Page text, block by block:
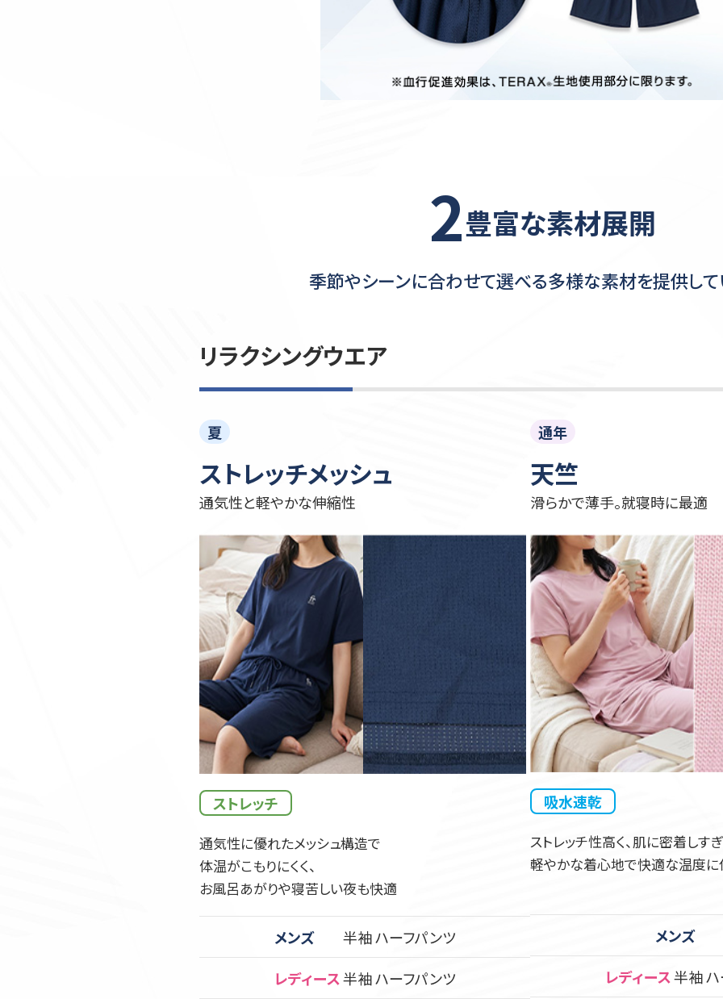
2豊富な素材展開
季節やシーンに合わせて選べる多様な素材を提供して
リラクシングウエア
夏
ストレッチメッシュ
通気性と軽やかな伸縮性
ストレッチ
通気性に優れたメッシュ構造で
体温がこもりにくく、
お風呂あがりや寝苦しい夜も快適
メンズ
半袖 ハーフパンツ
レディース半袖 ハーフパンツ
通年
天竺
滑らかで薄手。就寝時に最適
吸水速乾
ストレッチ性高く、肌に密着しす
軽やかな着心地で快適な温度に
メンズ
レディース半袖 ハ